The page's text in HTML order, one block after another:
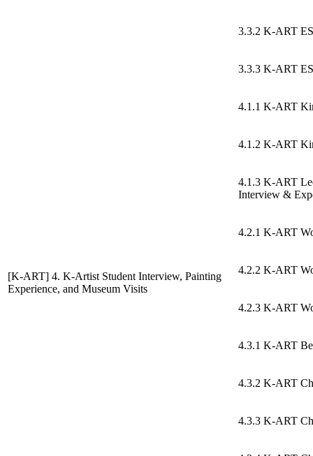
3.3.2 K-ART
3.3.3 K-ART
[K-ART] 4. K-Artist Student Interview, Painting
Experience, and Museum Visits
4.1.1 K-ART
4.1.2 K-ART
4.1.3 K-ART
Interview &
4.2.1 K-ART
4.2.2 K-ART
4.2.3 K-ART
4.3.1 K-ART
4.3.2 K-ART
4.3.3 K-ART